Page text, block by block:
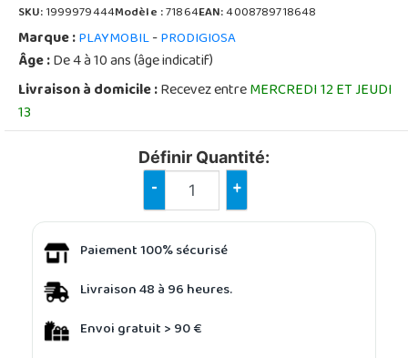
SKU:1999979444Modèle :71864EAN:4008789718648
Marque :PLAYMOBIL-PRODIGIOSA
Âge :De 4 à 10 ans (âge indicatif)
Livraison à domicile :Recevez entreMERCREDI 12 ET JEUDI
13
Définir Quantité:
- +
Paiement 100% sécurisé
Livraison 48 à 96 heures.
Envoi gratuit > 90 €